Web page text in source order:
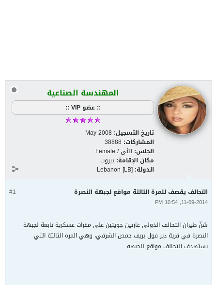
المهندسة الصناعية
:: عضو VIP ::
تاريخ التسجيل: May 2008
المشاركات: 38888
الجنس: انثى / Female
مكان الإقامة: بيروت
الدولة: Lebanon [LB]
#1 التحالف يقصف للمرة الثالثة مواقع لجبهة النصرة
11-09-2014, 10:54 PM
شنّ طيران التحالف الدولي غارتين جويتين على مقرات عسكرية تابعة لجبهة
النصرة في قرية دير فول بريف حمص الشرقي، وهي المرة الثالثة التي
يستهدف التحالف مواقع للجبهة.